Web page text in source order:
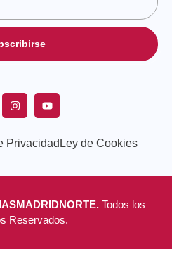
Privacidad Ley de Cookies
Todos los
Reservados.